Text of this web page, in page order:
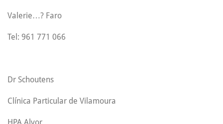
Valerie…? Faro
Tel: 961 771 066
Dr Schoutens
Clínica Particular de Vilamoura